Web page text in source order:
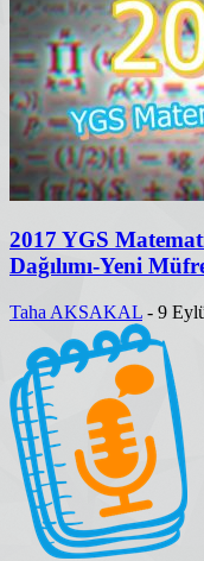
2017 YGS
Dağılımı-Yeni
Taha AKSAKAL - 9